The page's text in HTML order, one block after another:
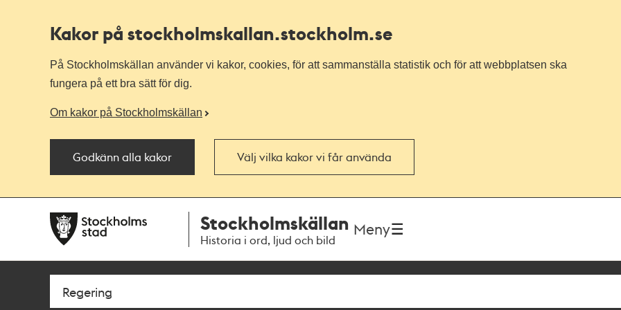
Kakor på stockholmskallan.stockholm.se
På Stockholmskällan använder vi kakor, cookies, för att sammanställa statistik och för att webbplatsen ska
fungera på ett bra sätt för dig.
Om kakor på Stockholmskällan
Godkänn alla kakor Välj vilka kakor vi får använda
navigationen
huvudinnehållet
Stockholmskällan
Historia i ord, ljud och bild
Meny
Sök